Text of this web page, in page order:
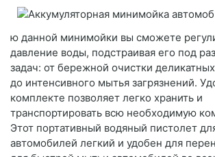
ю данной минимойки вы сможете
давление воды, подстраивая его под
задач: от бережной очистки
до интенсивного мытья загрязнений.
комплекте позволяет легко хранить и
транспортировать всю необходимую
Этот портативный водяный пистолет
автомобилей легкий и удобен для